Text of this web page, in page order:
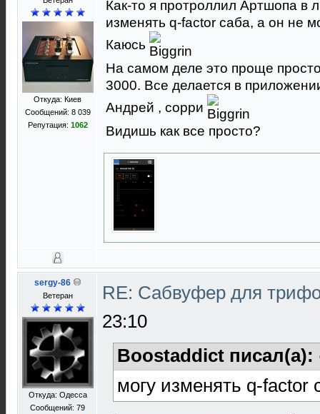
Откуда: Киев
Сообщений: 8 039
Репутация: 1062
Как-то я протроллил Артшопа в
изменять q-factor саба, а он не
Каюсь
На самом деле это проще
3000. Все делается в
Андрей , сорри
Видишь как все просто?
sergy-86
Ветеран
Откуда: Одесса
Сообщений: 79
RE: Сабвуфер для
23:10
Boostaddict писал(а):
могу изменять q-factor